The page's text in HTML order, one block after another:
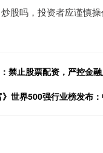
股吗，投资者应谨慎操
禁止股票配资，严控金
世界500强行业榜发布